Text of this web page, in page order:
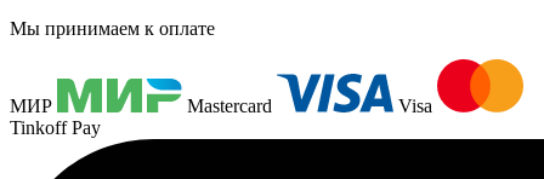
Мы принимаем к оплате
МИР Mastercard
Visa
Tinkoff Pay